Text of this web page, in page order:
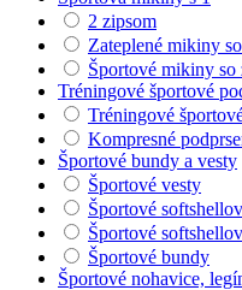
2 zipsom
Zateplené mikiny
Športové mikiny so
Tréningové športové
Tréningové
Kompresné
Športové bundy a vesty
Športové vesty
Športové
Športové
Športové bundy
Športové nohavice,